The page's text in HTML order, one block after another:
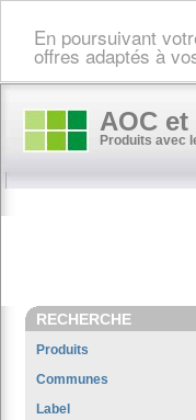
En poursuivant
offres adaptés à
AOC et
Produits avec
RECHERCHE
Produits
Communes
Label